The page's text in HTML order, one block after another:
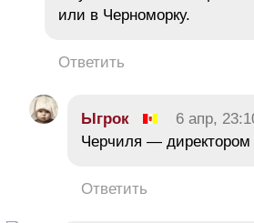
или в Черноморку.
Ответить
Ыгрок 6 апр,
Черчиля —
Ответить